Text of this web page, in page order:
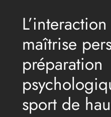
maîtrise
préparation
sport de